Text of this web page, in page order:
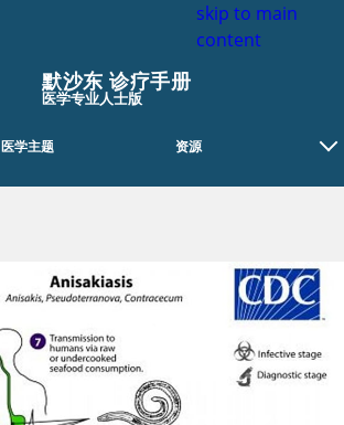
skip to main
content
默沙东 诊疗手册
医学专业人士版
医学主题 资源